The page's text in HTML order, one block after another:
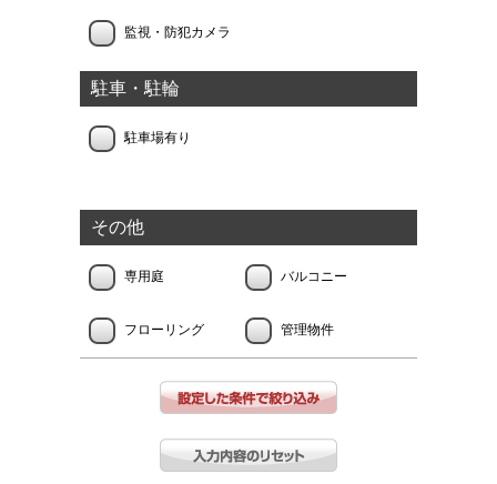
監視・防犯カメラ
駐車・駐輪
駐車場有り
その他
専用庭 バルコニー
フローリング 管理物件